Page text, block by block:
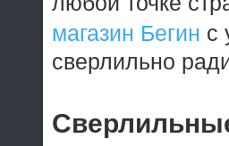
магазин Бегин с
сверлильно